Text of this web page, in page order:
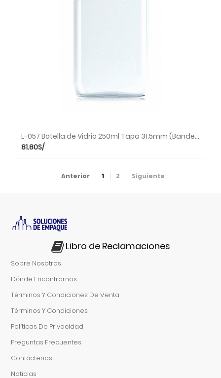
L-057 Botella de Vidrio 250ml Tapa 31.5mm (Bandeja x 55 unds.)
S/
81.80
Anterior 1 2 Siguiente
Libro de Reclamaciones
Sobre Nosotros
Dónde Encontrarnos
Términos Y Condiciones De Venta
Términos Y Condiciones
Políticas De Privacidad
Preguntas Frecuentes
Contáctenos
Noticias